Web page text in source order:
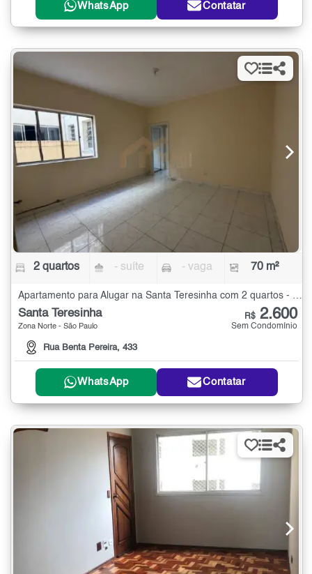
WhatsApp Contatar
2 quartos - suíte - vaga 70 m²
Apartamento para Alugar na Santa Teresinha com 2 quartos - 70 m²
Santa Teresinha
Zona Norte - São Paulo
Rua Benta Pereira, 433
R$ 2.600
Sem Condomínio
WhatsApp Contatar